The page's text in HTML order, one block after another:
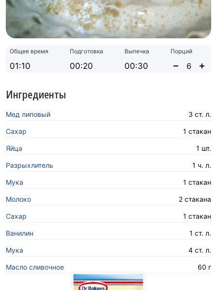
Общее время
01:10
Подготовка
00:20
Выпечка
00:30
Порций
Ингредиенты
Мед липовый 3 ст. л.
Сахар 1 стакан
Яйца 1 шт.
Разрыхлитель 1 ч. л.
Мука 1 стакан
Молоко 2 стакана
Сахар 1 стакан
Ванилин 1 ст. л.
Мука 4 ст. л.
Масло сливочное 60 г